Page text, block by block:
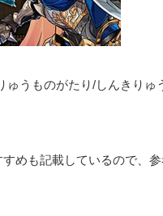
うものがたり/しんきりゅ
めも記載しているので、参